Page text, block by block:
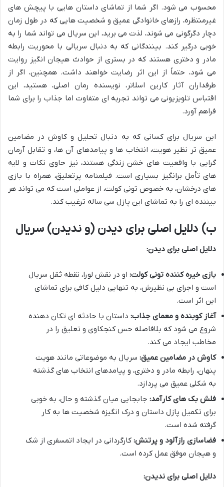
محسوب می شود. اگر شما از تماشای داستان هایی با پیچش های
غیرمنتظره، رازهای خانوادگی عمیق و شخصیت هایی که در طول زمان
دچار دگرگونی می شوند، لذت می برید، این سریال می تواند شما را به
خوبی درگیر کند. بینندگانی که به دنبال سریالی با محوریت رابطه
مادر و دختری هستند که در بستری از حوادث هیجان انگیز روایت
می شود، حتماً از این اثر رضایت خواهند داشت. همچنین، اگر از
طرفداران آثار کارین اسلاتر، نویسنده رمان اصلی، هستید، این
اقتباس تلویزیونی می تواند تجربه ای متفاوت اما جذاب را برای شما
فراهم آورد.
این سریال برای کسانی که به دنبال تحلیل و کاوش در مضامین
عمیق تر نظیر هویت، انتخاب ها و پیامدهای آن ها، و تقابل آرمان
گرایی با واقعیت های خشن زندگی هستند، نیز حاوی نکات و لایه
های تأمل برانگیز بسیاری است. فیلمنامه پرتعلیق، همراه با بازی
های درخشان، به خصوص تونی کولت، از عواملی است که می تواند هر
بیننده ای را به تماشای این پازل سی ساله ترغیب کند.
ب) دلایل اصلی برای دیدن (و ندیدن) سریال
دلایل اصلی برای دیدن:
بازی خیره کننده تونی کولت: او در نقش لورا، نقطه ثقل سریال
است و اجرای بی نظیرش، به تنهایی دلیل کافی برای تماشای
این اثر است.
آغاز کوبنده و معمای جذاب: داستان با حادثه ای تکان دهنده
شروع می شود که بلافاصله حس کنجکاوی و تعلیق را در
مخاطب ایجاد می کند.
کاوش در مضامین عمیق: سریال به موضوعاتی مانند هویت
پنهان، رابطه مادر و دختری، و پیامدهای انتخاب های گذشته
به شکلی عمیق می پردازد.
فلش بک های کارآمد: جابجایی میان گذشته و حال، به خوبی
برای تکمیل پازل داستان و درک انگیزه شخصیت ها به کار
گرفته شده است.
فضاسازی رازآلود و پرتنش: کارگردانی در ایجاد اتمسفری از شک
و هیجان موفق عمل کرده است.
دلایل اصلی برای ندیدن: